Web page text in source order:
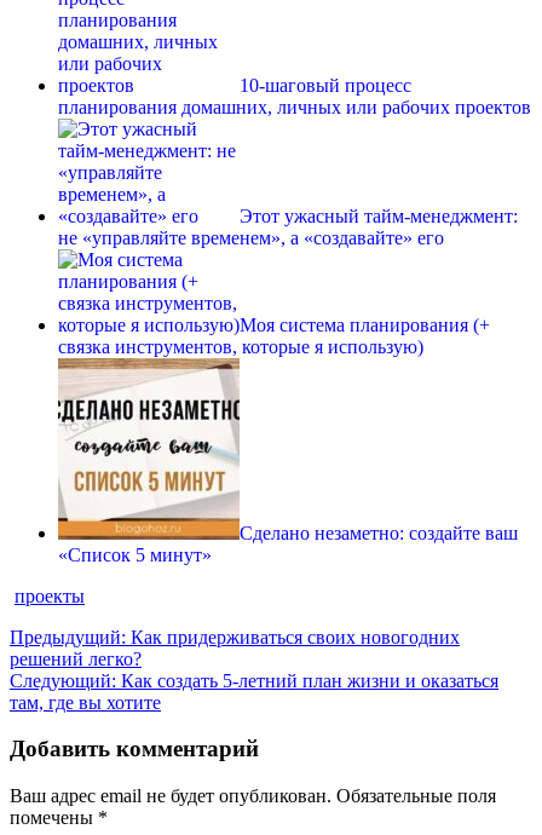
10-шаговый процесс
планирования домашних, личных или рабочих проектов
Этот ужасный тайм-менеджмент:
не «управляйте временем», а «создавайте» его
Моя система планирования (+
связка инструментов, которые я использую)
Сделано незаметно: создайте ваш
«Список 5 минут»
проекты
Навигация
по
записям
Предыдущий: Предыдущая
запись:
Как придерживаться своих новогодних
решений легко?
Следующий: Следующая
запись:
Как создать 5-летний план жизни и оказаться
там, где вы хотите
Добавить комментарий
Ваш адрес email не будет опубликован. Обязательные поля
помечены *